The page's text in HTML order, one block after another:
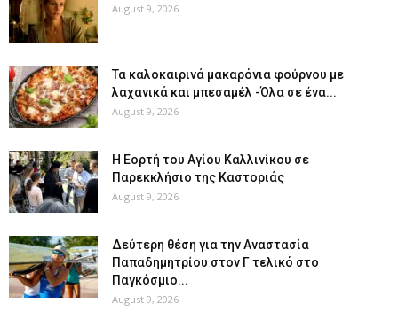
August 9, 2026
Τα καλοκαιρινά μακαρόνια φούρνου με
λαχανικά και μπεσαμέλ -Όλα σε ένα...
August 9, 2026
H Εορτή του Αγίου Καλλινίκου σε
Παρεκκλήσιο της Καστοριάς
August 9, 2026
Δεύτερη θέση για την Αναστασία
Παπαδημητρίου στον Γ τελικό στο
Παγκόσμιο...
August 9, 2026